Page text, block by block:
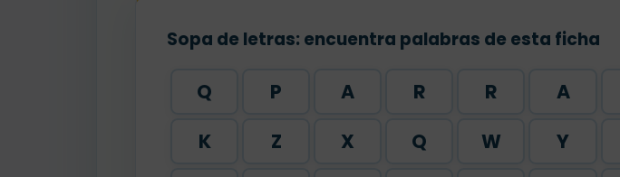
Sopa de letras: encuentra palabras de esta ficha
Q P A R R A
K
Z X Q W Y